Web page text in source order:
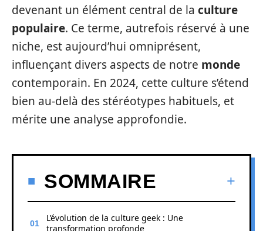
devenant un élément central de la culture
populaire. Ce terme, autrefois réservé à une
niche, est aujourd’hui omniprésent,
influençant divers aspects de notre monde
contemporain. En 2024, cette culture s’étend
bien au-delà des stéréotypes habituels, et
mérite une analyse approfondie.
SOMMAIRE
L’évolution de la culture geek : Une
transformation profonde